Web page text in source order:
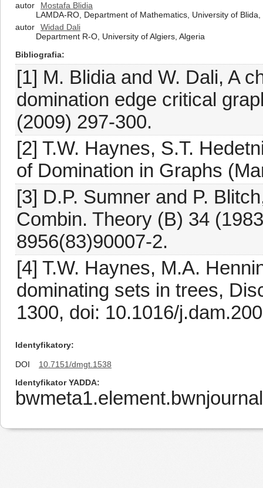
autor
Mostafa Blidia
LAMDA-RO, Department of Mathematics, University of Blida,
autor
Widad Dali
Department R-O, University of Algiers, Algeria
Bibliografia
[1] M. Blidia and W. Dali, A
domination edge critical
(2009) 297-300.
[2] T.W. Haynes, S.T.
of Domination in Graphs
[3] D.P. Sumner and P.
Combin. Theory (B) 34
8956(83)90007-2.
[4] T.W. Haynes, M.A.
dominating sets in trees,
1300, doi: 10.1016/
Identyfikatory
DOI
10.7151/dmgt.1538
Identyfikator YADDA